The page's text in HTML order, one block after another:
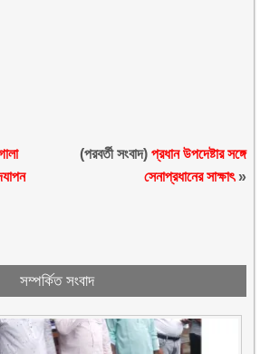
(পরবর্তী সংবাদ) প্রধান উপদেষ্টার সঙ্গে
সেনাপ্রধানের সাক্ষাৎ»
সম্পর্কিত সংবাদ